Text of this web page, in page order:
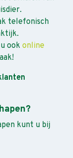
telefonisch
u ookonline
kunt u bij